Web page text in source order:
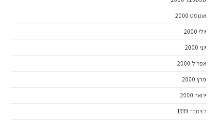
אוגוסט 2000
יולי 2000
יוני 2000
אפריל 2000
מרץ 2000
ינואר 2000
דצמבר 1999